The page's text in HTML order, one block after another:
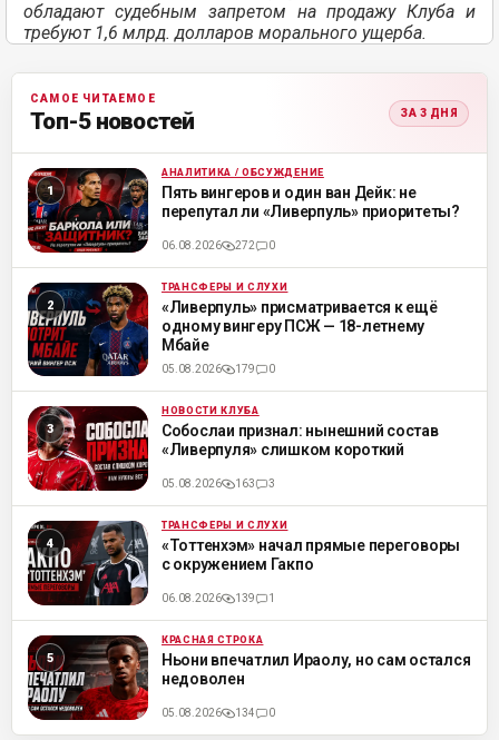
обладают судебным запретом на продажу Клуба и
требуют 1,6 млрд. долларов морального ущерба.
САМОЕ ЧИТАЕМОЕ
Топ-5 новостей ЗА 3 ДНЯ
ML АНАЛИТИКА / ОБСУЖДЕНИЕ
Пять вингеров и один ван Дейк: не
перепутал ли «Ливерпуль» приоритеты?
06.08.2026 272 0
ML ТРАНСФЕРЫ И СЛУХИ
«Ливерпуль» присматривается к ещё
одному вингеру ПСЖ — 18-летнему
Мбайе
05.08.2026 179 0
ML НОВОСТИ КЛУБА
Собослаи признал: нынешний состав
«Ливерпуля» слишком короткий
05.08.2026 163 3
ML ТРАНСФЕРЫ И СЛУХИ
«Тоттенхэм» начал прямые переговоры
с окружением Гакпо
06.08.2026 139 1
ML КРАСНАЯ СТРОКА
Ньони впечатлил Ираолу, но сам остался
недоволен
05.08.2026 134 0